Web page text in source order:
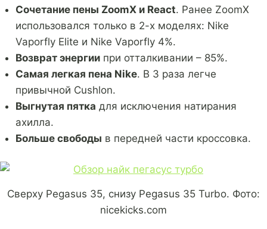
Сочетание пены ZoomX и React. Ранее ZoomX
использовался только в 2-х моделях: Nike
Vaporfly Elite и Nike Vaporfly 4%.
Возврат энергиипри отталкивании – 85%.
Самая легкая пена Nike. В 3 раза легче
привычной Cushlon.
Выгнутая пятка для исключения натирания
ахилла.
Больше свободы в передней части кроссовка.
Сверху Pegasus 35, снизу Pegasus 35 Turbo. Фото:
nicekicks.com